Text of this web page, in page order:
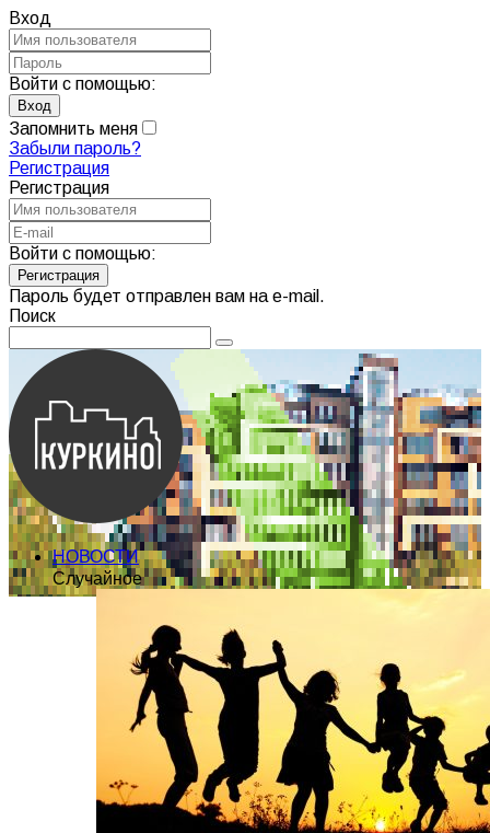
Вход
Войти с помощью:
Запомнить меня
Забыли пароль?
Регистрация
Регистрация
Войти с помощью:
Пароль будет отправлен вам на e-mail.
Поиск
НОВОСТИ
Случайное